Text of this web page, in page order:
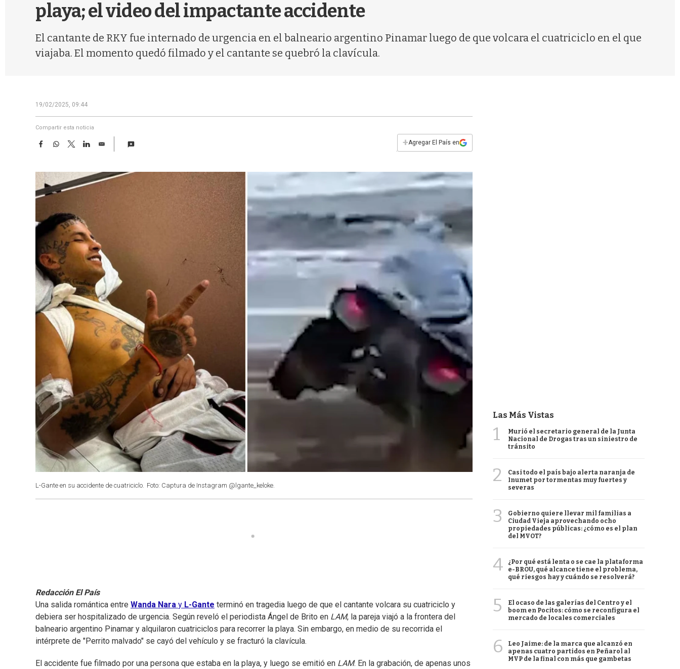
playa; el video del impactante accidente
El cantante de RKY fue internado de urgencia en el balneario argentino Pinamar luego de que volcara el cuatriciclo en el que
viajaba. El momento quedó filmado y el cantante se quebró la clavícula.
19/02/2025, 09:44
Compartir esta noticia
F
e
b
o
W
t
s
A
p
T
w
t
t
e
L
k
e
E
i
l
+Agregar El País en
L-Gante en su accidente de cuatriciclo. Foto: Captura de Instagram @lgante_keloke.
Redacción El País
Una salida romántica entre Wanda Nara y L-Gante terminó en tragedia luego de que el cantante volcara su cuatriciclo y
debiera ser hospitalizado de urgencia. Según reveló el periodista Ángel de Brito en LAM, la pareja viajó a la frontera del
balneario argentino Pinamar y alquilaron cuatriciclos para recorrer la playa. Sin embargo, en medio de su recorrida el
intérprete de "Perrito malvado" se cayó del vehículo y se fracturó la clavícula.
El accidente fue filmado por una persona que estaba en la playa, y luego se emitió en LAM. En la grabación, de apenas unos
Las Más Vistas
1
Murió el secretario general de la Junta
Nacional de Drogas tras un siniestro de
tránsito
2
Casi todo el país bajo alerta naranja de
Inumet por tormentas muy fuertes y
severas
3
Gobierno quiere llevar mil familias a
Ciudad Vieja aprovechando ocho
propiedades públicas: ¿cómo es el plan
del MVOT?
4
¿Por qué está lenta o se cae la plataforma
e-BROU, qué alcance tiene el problema,
qué riesgos hay y cuándo se resolverá?
5
El ocaso de las galerías del Centro y el
boom en Pocitos: cómo se reconfigura el
mercado de locales comerciales
6
Leo Jaime: de la marca que alcanzó en
apenas cuatro partidos en Peñarol al
MVP de la final con más que gambetas